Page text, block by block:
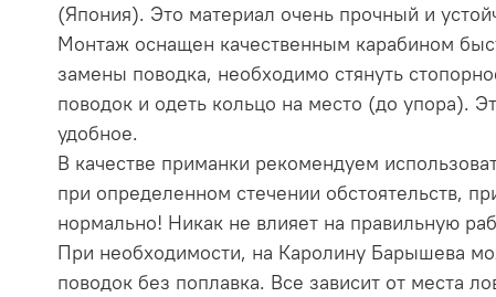
(Япония). Это материал очень прочный и
Монтаж оснащен качественным карабином
замены поводка, необходимо стянуть
поводок и одеть кольцо на место (до упора).
удобное.
В качестве приманки рекомендуем
при определенном стечении обстоятельств,
нормально! Никак не влияет на правильную
При необходимости, на Каролину Барышева
поводок без поплавка. Все зависит от места